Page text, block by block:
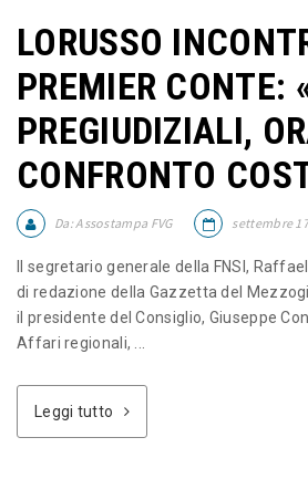
LORUSSO
PREMIER CONTE:
PREGIUDIZIALI,
CONFRONTO
Da:Assostampa FVG settembre
Il segretario generale della FNSI,
di redazione della Gazzetta del
il presidente del Consiglio, Giuseppe
Affari regionali, ...
Leggi tutto